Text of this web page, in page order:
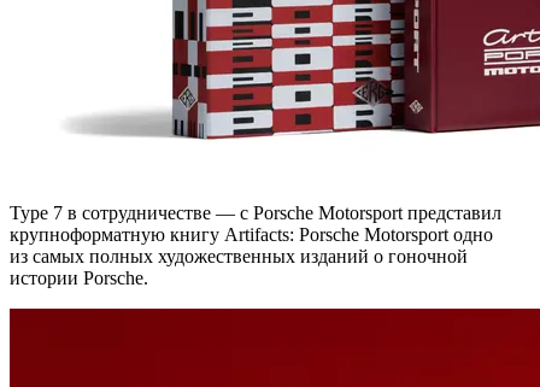
Type 7 в сотрудничестве — с Porsche Motorsport представил
крупноформатную книгу Artifacts: Porsche Motorsport одно
из самых полных художественных изданий о гоночной
истории Porsche.